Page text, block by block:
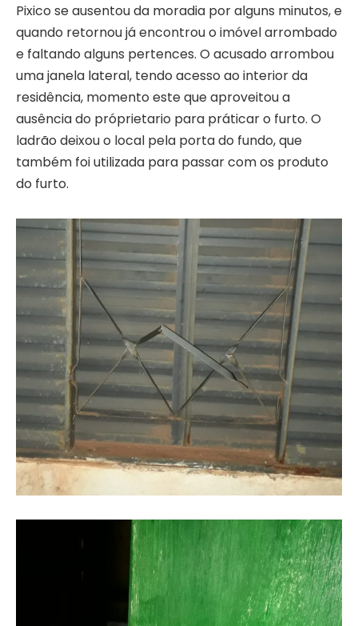
Pixico se ausentou da moradia por alguns minutos, e
quando retornou já encontrou o imóvel arrombado
e faltando alguns pertences. O acusado arrombou
uma janela lateral, tendo acesso ao interior da
residência, momento este que aproveitou a
ausência do próprietario para práticar o furto. O
ladrão deixou o local pela porta do fundo, que
também foi utilizada para passar com os produto
do furto.